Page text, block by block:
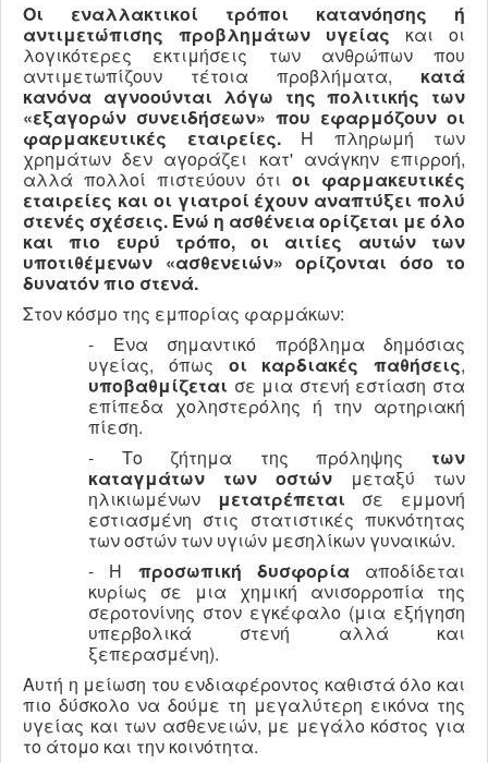
Οι εναλλακτικοί τρόποι κατανόησης ή
αντιμετώπισης προβλημάτων υγείας και οι
λογικότερες εκτιμήσεις των ανθρώπων που
αντιμετωπίζουν τέτοια προβλήματα, κατά
κανόνα αγνοούνται λόγω της πολιτικής των
«εξαγορών συνειδήσεων» που εφαρμόζουν οι
φαρμακευτικές εταιρείες.Η πληρωμή των
χρημάτων δεν αγοράζει κατ' ανάγκην επιρροή,
αλλά πολλοί πιστεύουν ότι οι φαρμακευτικές
εταιρείες και οι γιατροί έχουν αναπτύξει πολύ
στενές σχέσεις. Ενώ η ασθένεια ορίζεται με όλο
και πιο ευρύ τρόπο, οι αιτίες αυτών των
υποτιθέμενων «ασθενειών» ορίζονται όσο το
δυνατόν πιο στενά.
Στον κόσμο της εμπορίας φαρμάκων:
- Ένα σημαντικό πρόβλημα δημόσιας
υγείας, όπως οι καρδιακές παθήσεις,
υποβαθμίζεται σε μια στενή εστίαση στα
επίπεδα χοληστερόλης ή την αρτηριακή
πίεση.
- Το ζήτημα της πρόληψης των
καταγμάτων των οστών μεταξύ των
ηλικιωμένων
μετατρέπεται σε εμμονή
εστιασμένη στις στατιστικές πυκνότητας
των οστών των υγιών μεσηλίκων γυναικών.
- Η προσωπική δυσφορίααποδίδεται
κυρίως σε μια χημική ανισορροπία της
σεροτονίνης στον εγκέφαλο (μια εξήγηση
υπερβολικά στενή αλλά και
ξεπερασμένη).
Αυτή η μείωση του ενδιαφέροντος καθιστά όλο και
πιο δύσκολο να δούμε τη μεγαλύτερη εικόνα της
υγείας και των ασθενειών, με μεγάλο κόστος για
το άτομο και την κοινότητα.